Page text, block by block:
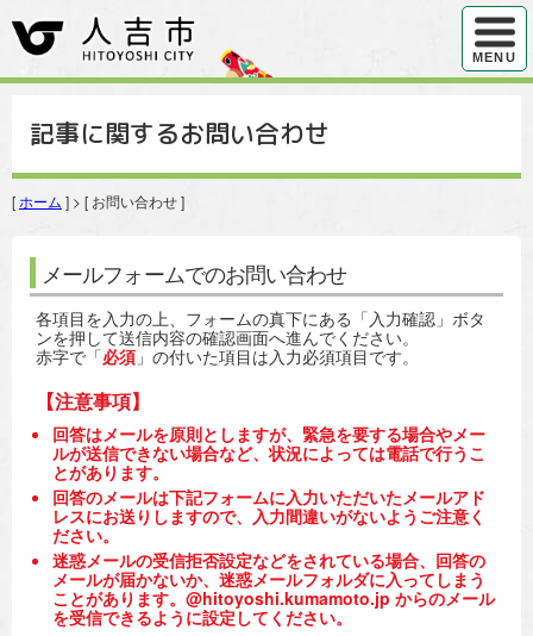
ハンバ
MENU
記事に関するお問い合わせ
[ ホーム ] > [ お問い合わせ ]
メールフォームでのお問い合わせ
各項目を入力の上、フォームの真下にある「入力確認」ボタ
ンを押して送信内容の確認画面へ進んでください。
赤字で「必須 」の付いた項目は入力必須項目です。
【注意事項】
回答はメールを原則としますが、緊急を要する場合やメー
ルが送信できない場合など、状況によっては電話で行うこ
とがあります。
回答のメールは下記フォームに入力いただいたメールアド
レスにお送りしますので、入力間違いがないようご注意く
ださい。
迷惑メールの受信拒否設定などをされている場合、回答の
メールが届かないか、迷惑メールフォルダに入ってしまう
ことがあります。@hitoyoshi.kumamoto.jp からのメール
を受信できるように設定してください。